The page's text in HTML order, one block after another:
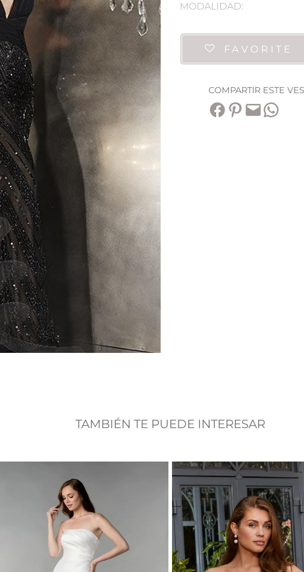
MODALIDAD:
FAVORITE
COMPARTIR ESTE
Compartir en Facebook Compartir en Pinterest Envía esta página por correo electrónico Compartir en WhatsApp
TAMBIÉN TE PUEDE INTERESAR